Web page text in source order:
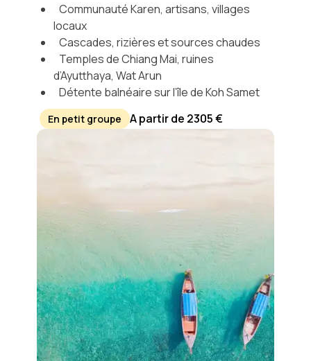
Communauté Karen, artisans, villages
locaux
Cascades, rizières et sources chaudes
Temples de Chiang Mai, ruines
d’Ayutthaya, Wat Arun
Détente balnéaire sur l’île de Koh Samet
En petit groupe A partir de 2305 €